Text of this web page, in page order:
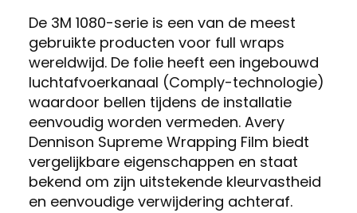
De 3M 1080-serie is een van de meest
gebruikte producten voor full wraps
wereldwijd. De folie heeft een ingebouwd
luchtafvoerkanaal (Comply-technologie)
waardoor bellen tijdens de installatie
eenvoudig worden vermeden. Avery
Dennison Supreme Wrapping Film biedt
vergelijkbare eigenschappen en staat
bekend om zijn uitstekende kleurvastheid
en eenvoudige verwijdering achteraf.